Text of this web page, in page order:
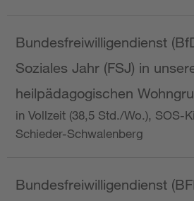
Bundesfreiwilligendienst
Soziales Jahr (FSJ) in
heilpädagogischen
in Vollzeit (38,5 Std./Wo.), SOS-
Schieder-Schwalenberg
Bundesfreiwilligendienst